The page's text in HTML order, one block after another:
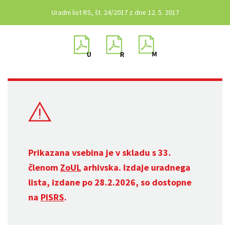
Uradni list RS, št. 24/2017 z dne 12. 5. 2017
Prikazana vsebina je v skladu s 33.
členom ZoUL arhivska. Izdaje uradnega
lista, izdane po 28.2.2026, so dostopne
na PISRS.